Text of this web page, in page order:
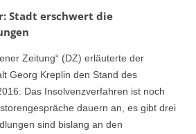
Stadt erschwert die
Zeitung“ (DZ) erläuterte der
Georg Kreplin den Stand des
Das Insolvenzverfahren ist noch
dauern an, es gibt drei
sind bislang an den